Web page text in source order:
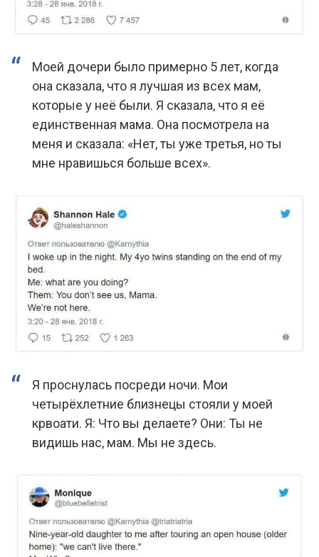
Моей дочери было примерно 5 лет, когда
она сказала, что я лучшая из всех мам,
которые у неё были. Я сказала, что я её
единственная мама. Она посмотрела на
меня и сказала: «Нет, ты уже третья, но ты
мне нравишься больше всех».
Я проснулась посреди ночи. Мои
четырёхлетние близнецы стояли у моей
крвоати. Я: Что вы делаете? Они: Ты не
видишь нас, мам. Мы не здесь.